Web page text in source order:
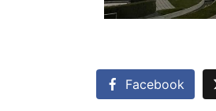
Facebook